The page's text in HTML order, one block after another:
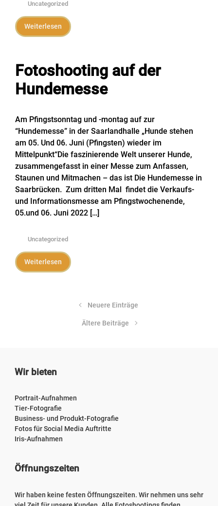
Uncategorized
Weiterlesen
Fotoshooting auf der
Hundemesse
Am Pfingstsonntag und -montag auf zur
“Hundemesse” in der Saarlandhalle „Hunde stehen
am 05. Und 06. Juni (Pfingsten) wieder im
Mittelpunkt“Die faszinierende Welt unserer Hunde,
zusammengefasst in einer Messe zum Anfassen,
Staunen und Mitmachen – das ist Die Hundemesse in
Saarbrücken. Zum dritten Mal findet die Verkaufs-
und Informationsmesse am Pfingstwochenende,
05.und 06. Juni 2022 […]
Uncategorized
Weiterlesen
Neuere Einträge
Ältere Beiträge
Wir bieten
Portrait-Aufnahmen
Tier-Fotografie
Business- und Produkt-Fotografie
Fotos für Social Media Auftritte
Iris-Aufnahmen
Öffnungszeiten
Wir haben keine festen Öffnungszeiten. Wir nehmen uns sehr